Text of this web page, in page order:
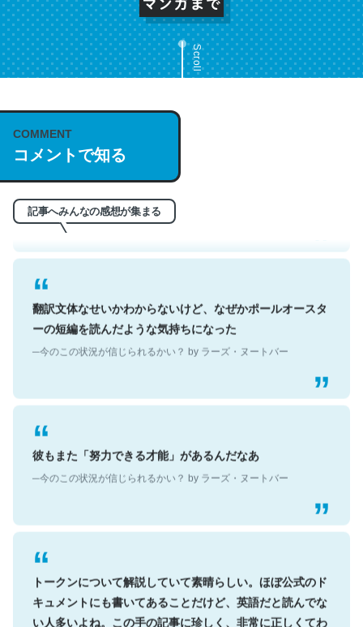
Scroll
COMMENT
コメントで知る
記事へみんなの感想が集まる
これは名文。彼はとてもクレバーなんだろうなと凄く思
う。英語少しでも読める人は原文もお勧め。自分はこの流
れ好き。Let’s Fucking Go. Then Covid hit. Shit.
─今のこの状況が信じられるかい？ by ラーズ・ヌートバー
翻訳文体なせいかわからないけど、なぜかポールオースタ
ーの短編を読んだような気持ちになった
─今のこの状況が信じられるかい？ by ラーズ・ヌートバー
彼もまた「努力できる才能」があるんだなあ
─今のこの状況が信じられるかい？ by ラーズ・ヌートバー
トークンについて解説していて素晴らしい。ほぼ公式のド
キュメントにも書いてあることだけど、英語だと読んでな
い人多いよね。この手の記事に珍しく、非常に正しくてわ